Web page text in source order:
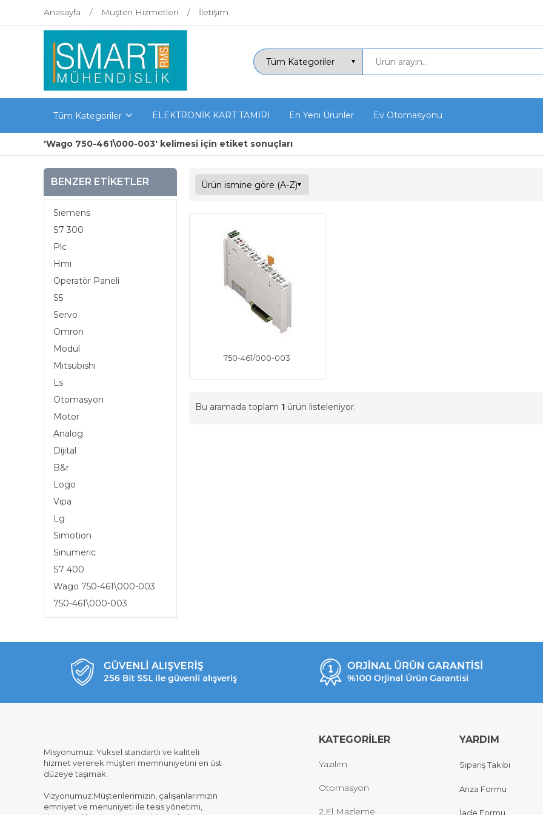
Anasayfa Müşteri Hizmetleri İletişim
Tüm Kategoriler ELEKTRONİK KART TAMİRİ En Yeni Ürünler Ev Otomasyonu
'Wago 750-461\000-003' kelimesi için etiket sonuçları
BENZER ETIKETLER
Sıemens
S7 300
Plc
Hmı
Operatör Paneli
S5
Servo
Omron
Modül
Mıtsubıshı
Ls
Otomasyon
Motor
Analog
Dijital
B&r
Logo
Vıpa
Lg
Sımotion
Sınumeric
S7 400
Wago 750-461\000-003
750-461\000-003
750-461/000-003
Bu aramada toplam 1 ürün listeleniyor.
Misyonumuz: Yüksel standartlı ve kaliteli
hizmet vererek müşteri memnuniyetini en üst
düzeye taşımak.
Vizyonumuz:Müşterilerimizin, çalışanlarımızın
emniyet ve menuniyeti ile tesis yönetimi,
KATEGORİLER
Yazılım
Otomasyon
2.El Mazleme
YARDIM
Sipariş Takibi
Arıza Formu
İade Formu